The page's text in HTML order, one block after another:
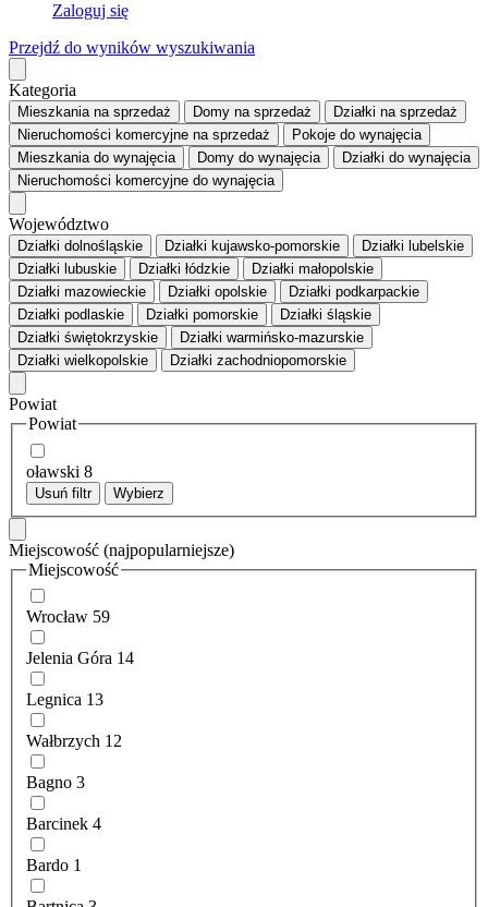
Zaloguj się
Przejdź do wyników wyszukiwania
Kategoria
Mieszkaniana sprzedaż Domy na sprzedaż Działki na sprzedaż
Nieruchomości komercyjne na sprzedaż Pokoje do wynajęcia
Mieszkaniado wynajęcia Domy do wynajęcia Działki do wynajęcia
Nieruchomości komercyjne do wynajęcia
Województwo
Działki dolnośląskie Działki kujawsko-pomorskie
Działki lubelskie
Działki lubuskie
Działki łódzkie
Działki małopolskie
Działki mazowieckie
Działki opolskie
Działki podkarpackie
Działki podlaskie
Działki pomorskie
Działki śląskie
Działki świętokrzyskie
Działki warmińsko-mazurskie
Działki wielkopolskie
Działki zachodniopomorskie
Powiat
Powiat
oławski 8
Usuń filtr Wybierz
Miejscowość (najpopularniejsze)
Miejscowość
Wrocław 59
Jelenia Góra 14
Legnica 13
Wałbrzych 12
Bagno 3
Barcinek 4
Bardo 1